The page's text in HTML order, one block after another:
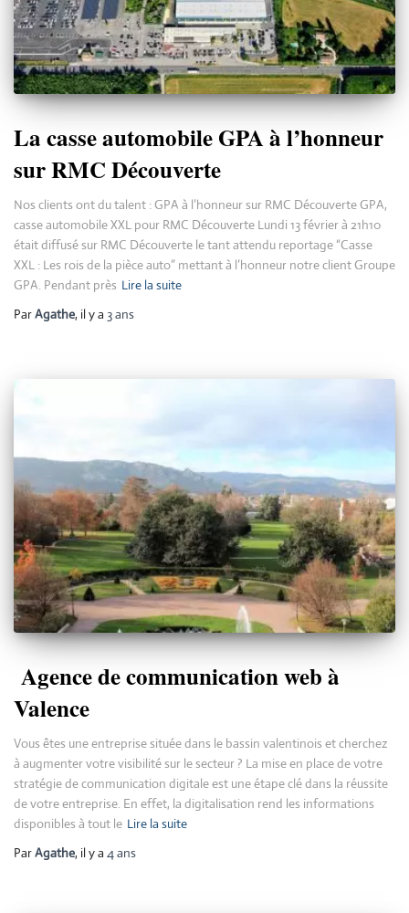
La casse automobile GPA à l’honneur
sur RMC Découverte
Nos clients ont du talent : GPA à l’honneur sur RMC Découverte GPA,
casse automobile XXL pour RMC Découverte Lundi 13 février à 21h10
était diffusé sur RMC Découverte le tant attendu reportage “Casse
XXL : Les rois de la pièce auto” mettant à l’honneur notre client Groupe
GPA. Pendant près Lire la suite
ParAgathe, il y a 3 ans
Agence de communication web à
Valence
Vous êtes une entreprise située dans le bassin valentinois et cherchez
à augmenter votre visibilité sur le secteur ? La mise en place de votre
stratégie de communication digitale est une étape clé dans la réussite
de votre entreprise. En effet, la digitalisation rend les informations
disponibles à tout le Lire la suite
ParAgathe, il y a 4 ans